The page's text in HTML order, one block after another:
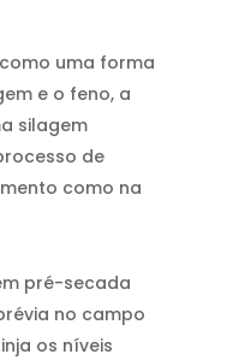
uma forma
e o feno, a
silagem
de
como na
pré-secada
no campo
os níveis